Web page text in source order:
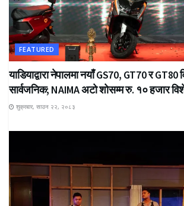
FEATURED
याडियाद्वारा नेपालमा नयाँ GS70, GT70 र GT80
सार्वजनिक; NAIMA अटो शोसम्म रु. १० हजार
शुक्रबार, साउन २२, २०८३